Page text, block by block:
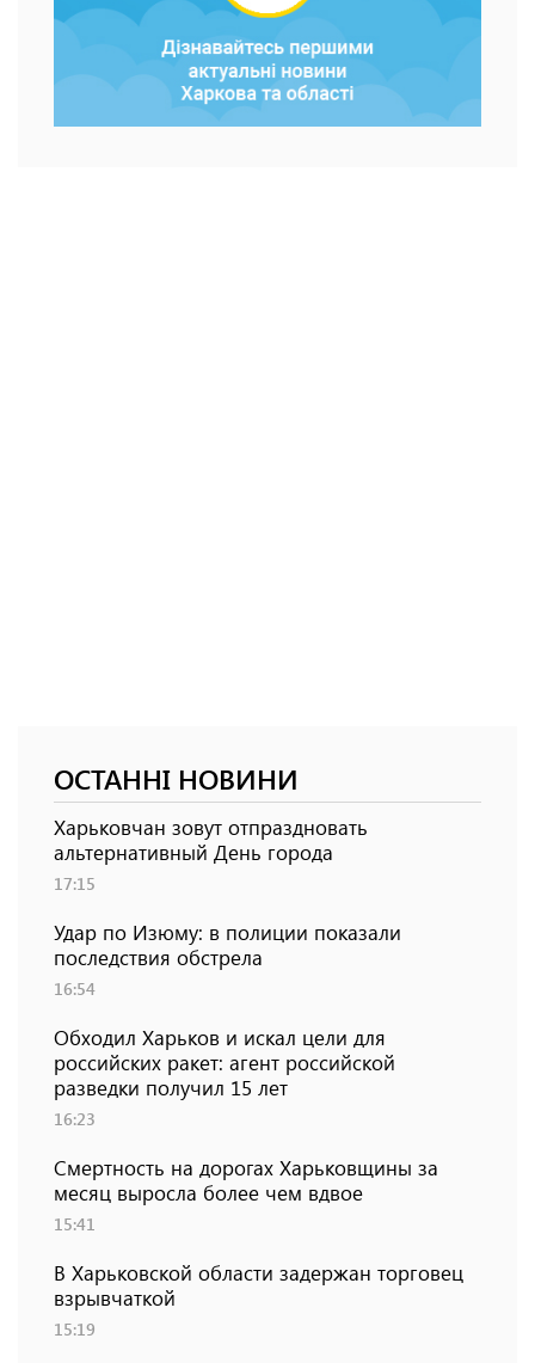
ОСТАННІ НОВИНИ
Харьковчан зовут отпраздновать
альтернативный День города
17:15
Удар по Изюму: в полиции показали
последствия обстрела
16:54
Обходил Харьков и искал цели для
российских ракет: агент российской
разведки получил 15 лет
16:23
Смертность на дорогах Харьковщины за
месяц выросла более чем вдвое
15:41
В Харьковской области задержан торговец
взрывчаткой
15:19